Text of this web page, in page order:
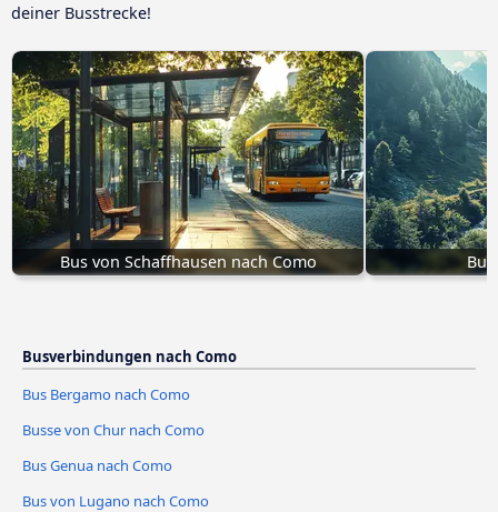
deiner Busstrecke!
Bus von Schaffhausen nach Como
Busverbindungen nach Como
Bus Bergamo nach Como
Busse von Chur nach Como
Bus Genua nach Como
Bus von Lugano nach Como